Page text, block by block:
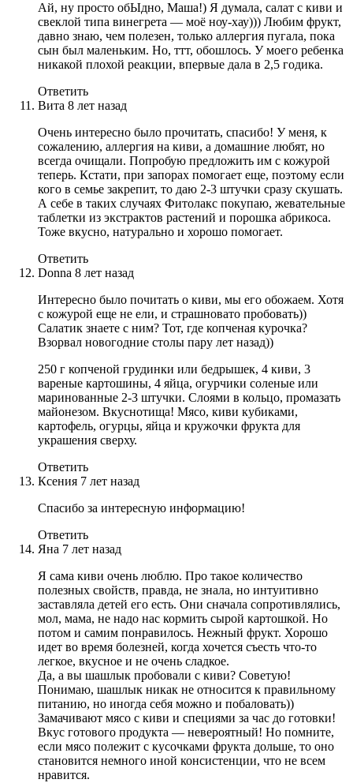
Ай, ну просто обЫдно, Маша!) Я думала, салат с киви и
свеклой типа винегрета — моё ноу-хау))) Любим фрукт,
давно знаю, чем полезен, только аллергия пугала, пока
сын был маленьким. Но, ттт, обошлось. У моего ребенка
никакой плохой реакции, впервые дала в 2,5 годика.
Ответить
Вита 8 лет назад
Очень интересно было прочитать, спасибо! У меня, к
сожалению, аллергия на киви, а домашние любят, но
всегда очищали. Попробую предложить им с кожурой
теперь. Кстати, при запорах помогает еще, поэтому если
кого в семье закрепит, то даю 2-3 штучки сразу скушать.
А себе в таких случаях Фитолакс покупаю, жевательные
таблетки из экстрактов растений и порошка абрикоса.
Тоже вкусно, натурально и хорошо помогает.
Ответить
Donna 8 лет назад
Интересно было почитать о киви, мы его обожаем. Хотя
с кожурой еще не ели, и страшновато пробовать))
Салатик знаете с ним? Тот, где копченая курочка?
Взорвал новогодние столы пару лет назад))
250 г копченой грудинки или бедрышек, 4 киви, 3
вареные картошины, 4 яйца, огурчики соленые или
маринованные 2-3 штучки. Слоями в кольцо, промазать
майонезом. Вкуснотища! Мясо, киви кубиками,
картофель, огурцы, яйца и кружочки фрукта для
украшения сверху.
Ответить
Ксения 7 лет назад
Спасибо за интересную информацию!
Ответить
Яна 7 лет назад
Я сама киви очень люблю. Про такое количество
полезных свойств, правда, не знала, но интуитивно
заставляла детей его есть. Они сначала сопротивлялись,
мол, мама, не надо нас кормить сырой картошкой. Но
потом и самим понравилось. Нежный фрукт. Хорошо
идет во время болезней, когда хочется съесть что-то
легкое, вкусное и не очень сладкое.
Да, а вы шашлык пробовали с киви? Советую!
Понимаю, шашлык никак не относится к правильному
питанию, но иногда себя можно и побаловать))
Замачивают мясо с киви и специями за час до готовки!
Вкус готового продукта — невероятный! Но помните,
если мясо полежит с кусочками фрукта дольше, то оно
становится немного иной консистенции, что не всем
нравится.